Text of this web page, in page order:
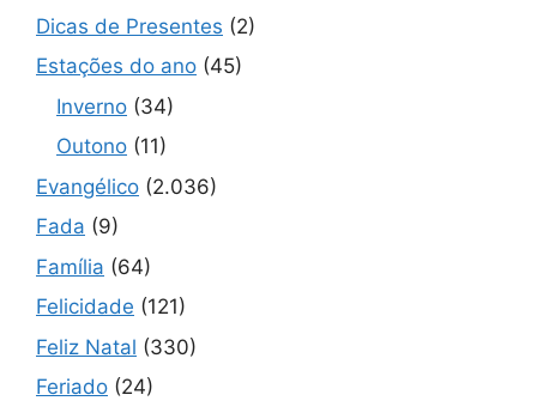
Dicas de Presentes (2)
Estações do ano (45)
Inverno (34)
Outono (11)
Evangélico (2.036)
Fada (9)
Família (64)
Felicidade (121)
Feliz Natal (330)
Feriado (24)